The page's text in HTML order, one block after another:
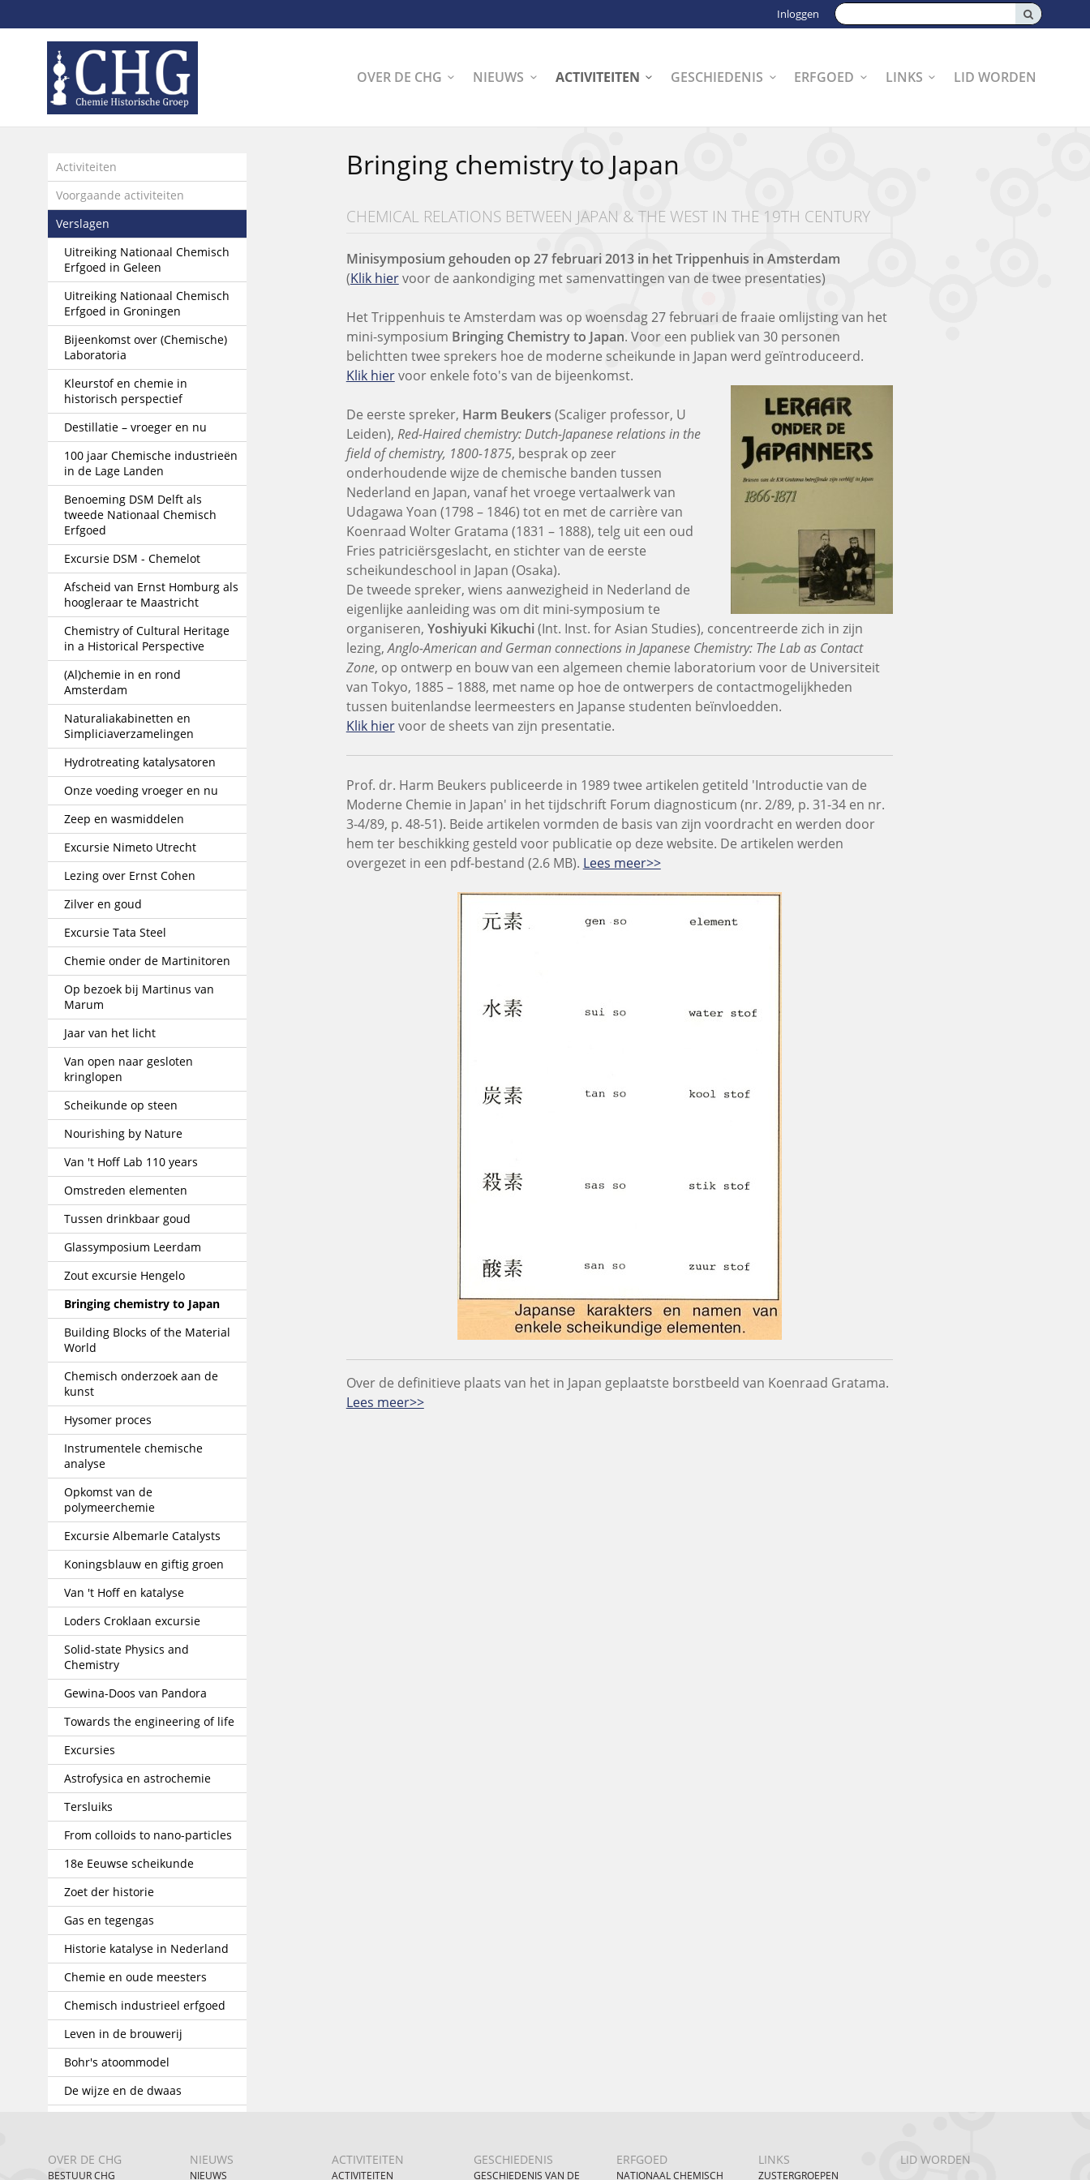
links
Spring
naar
de
inhoud
naar
het
menu
Zoeken:
Inloggen
OVER DE CHG NIEUWS ACTIVITEITEN GESCHIEDENIS ERFGOED LINKS LID WORDEN
Bringing chemistry to Japan
CHEMICAL RELATIONS BETWEEN JAPAN & THE WEST IN THE 19TH CENTURY
Minisymposium gehouden op 27 februari 2013 in het Trippenhuis in Amsterdam
(Klik hiervoor de aankondiging met samenvattingen van de twee presentaties)
Het Trippenhuis te Amsterdam was op woensdag 27 februari de fraaie omlijsting van het
mini-symposium Bringing Chemistry to Japan. Voor een publiek van 30 personen
belichtten twee sprekers hoe de moderne scheikunde in Japan werd geïntroduceerd.
Klik hiervoor enkele foto's van de bijeenkomst.
De eerste spreker, Harm Beukers (Scaliger professor, U
Leiden), Red-Haired chemistry: Dutch-Japanese relations in the
field of chemistry, 1800-1875, besprak op zeer
onderhoudende wijze de chemische banden tussen
Nederland en Japan, vanaf het vroege vertaalwerk van
Udagawa Yoan (1798 – 1846) tot en met de carrière van
Koenraad Wolter Gratama (1831 – 1888), telg uit een oud
Fries patriciërsgeslacht, en stichter van de eerste
scheikundeschool in Japan (Osaka).
De tweede spreker, wiens aanwezigheid in Nederland de
eigenlijke aanleiding was om dit mini-symposium te
organiseren, Yoshiyuki Kikuchi (Int. Inst. for Asian Studies), concentreerde zich in zijn
lezing,Anglo-American and German connections in Japanese Chemistry: The Lab as Contact
Zone, op ontwerp en bouw van een algemeen chemie laboratorium voor de Universiteit
van Tokyo, 1885 – 1888, met name op hoe de ontwerpers de contactmogelijkheden
tussen buitenlandse leermeesters en Japanse studenten beïnvloedden.
Klik hiervoor de sheets van zijn presentatie.
Prof. dr. Harm Beukers publiceerde in 1989 twee artikelen getiteld 'Introductie van de
Moderne Chemie in Japan' in het tijdschrift Forum diagnosticum (nr. 2/89, p. 31-34 en nr.
3-4/89, p. 48-51). Beide artikelen vormden de basis van zijn voordracht en werden door
hem ter beschikking gesteld voor publicatie op deze website. De artikelen werden
overgezet in een pdf-bestand (2.6 MB). Lees meer>>
Over de definitieve plaats van het in Japan geplaatste borstbeeld van Koenraad Gratama.
Lees meer>>
Activiteiten
Voorgaande activiteiten
Verslagen
Uitreiking Nationaal Chemisch
Erfgoed in Geleen
Uitreiking Nationaal Chemisch
Erfgoed in Groningen
Bijeenkomst over (Chemische)
Laboratoria
Kleurstof en chemie in
historisch perspectief
Destillatie – vroeger en nu
100 jaar Chemische industrieën
in de Lage Landen
Benoeming DSM Delft als
tweede Nationaal Chemisch
Erfgoed
Excursie DSM - Chemelot
Afscheid van Ernst Homburg als
hoogleraar te Maastricht
Chemistry of Cultural Heritage
in a Historical Perspective
(Al)chemie in en rond
Amsterdam
Naturaliakabinetten en
Simpliciaverzamelingen
Hydrotreating katalysatoren
Onze voeding vroeger en nu
Zeep en wasmiddelen
Excursie Nimeto Utrecht
Lezing over Ernst Cohen
Zilver en goud
Excursie Tata Steel
Chemie onder de Martinitoren
Op bezoek bij Martinus van
Marum
Jaar van het licht
Van open naar gesloten
kringlopen
Scheikunde op steen
Nourishing by Nature
Van 't Hoff Lab 110 years
Omstreden elementen
Tussen drinkbaar goud
Glassymposium Leerdam
Zout excursie Hengelo
Bringing chemistry to Japan
Building Blocks of the Material
World
Chemisch onderzoek aan de
kunst
Hysomer proces
Instrumentele chemische
analyse
Opkomst van de
polymeerchemie
Excursie Albemarle Catalysts
Koningsblauw en giftig groen
Van 't Hoff en katalyse
Loders Croklaan excursie
Solid-state Physics and
Chemistry
Gewina-Doos van Pandora
Towards the engineering of life
Excursies
Astrofysica en astrochemie
Tersluiks
From colloids to nano-particles
18e Eeuwse scheikunde
Zoet der historie
Gas en tegengas
Historie katalyse in Nederland
Chemie en oude meesters
Chemisch industrieel erfgoed
Leven in de brouwerij
Bohr's atoommodel
De wijze en de dwaas
OVER DE CHG
BESTUUR CHG
NIEUWS
NIEUWS
ACTIVITEITEN
ACTIVITEITEN
GESCHIEDENIS
GESCHIEDENIS VAN DE
ERFGOED
NATIONAAL CHEMISCH
LINKS
ZUSTERGROEPEN
LID WORDEN